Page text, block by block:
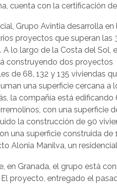
cuenta con la certificación
Grupo Avintia desarrolla
proyectos que superan las
A lo largo de la Costa del Sol,
construyendo dos proyectos
de 68, 132 y 135 viviendas
una superficie cercana a
la compañía está edificando
con una superficie
la construcción de 90
una superficie construida
Alonia Manilva, un
en Granada, el grupo está
proyecto, entregado el